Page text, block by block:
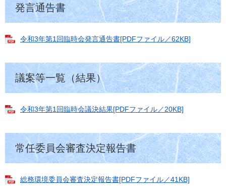
発言通告書
令和3年第1回臨時会発言通告書[PDFファイル／62KB]
議案等一覧（結果）
令和3年第1回臨時会議決結果[PDFファイル／20KB]
常任委員会審査決定報告書
総務環境委員会審査決定報告書[PDFファイル／41KB]